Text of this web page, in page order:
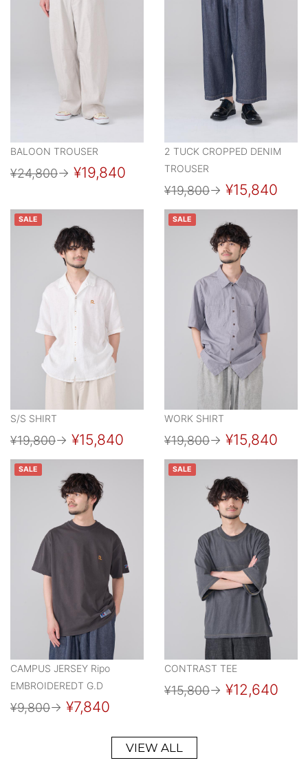
BALOON TROUSER
¥24,800→ ¥19,840
2 TUCK CROPPED DENIM
TROUSER
¥19,800→ ¥15,840
SALE
S/S SHIRT
¥19,800→ ¥15,840
SALE
WORK SHIRT
¥19,800→ ¥15,840
SALE
CAMPUS JERSEY Ripo
EMBROIDEREDT G.D
¥9,800→ ¥7,840
SALE
CONTRAST TEE
¥15,800→ ¥12,640
VIEW ALL